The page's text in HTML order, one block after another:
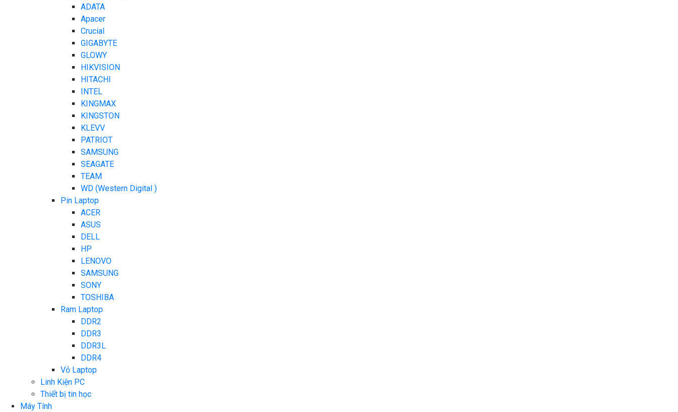
ADATA
Apacer
Crucial
GIGABYTE
GLOWY
HIKVISION
HITACHI
INTEL
KINGMAX
KINGSTON
KLEVV
PATRIOT
SAMSUNG
SEAGATE
TEAM
WD (Western Digital )
Pin Laptop
ACER
ASUS
DELL
HP
LENOVO
SAMSUNG
SONY
TOSHIBA
Ram Laptop
DDR2
DDR3
DDR3L
DDR4
Vỏ Laptop
Linh Kiện PC
Thiết bị tin học
Máy Tính